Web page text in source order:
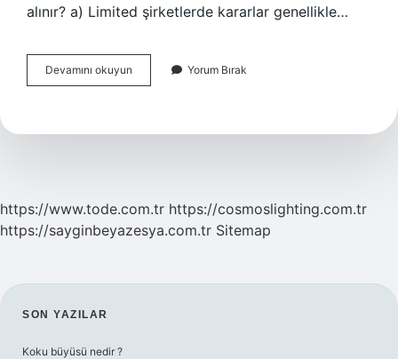
alınır? a) Limited şirketlerde kararlar genellikle…
Devamını okuyun
Şirketlerde
Deftere
Yorum Bırak
https://www.tode.com.tr https://cosmoslighting.com.tr
https://sayginbeyazesya.com.tr Sitemap
SIDEBAR
SON YAZILAR
Koku büyüsü nedir ?